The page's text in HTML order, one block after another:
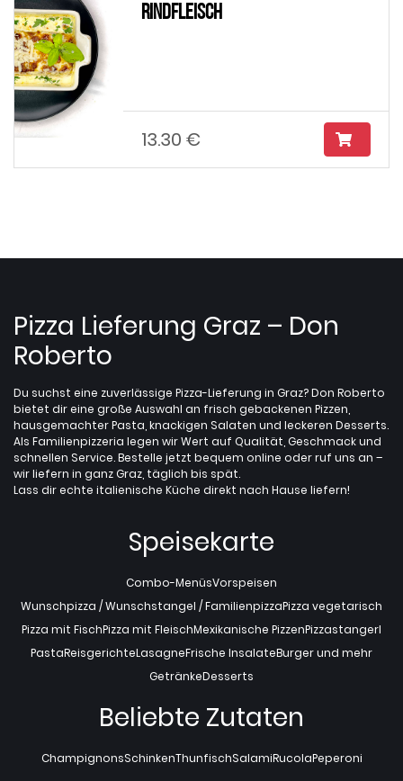
Rindfleisch
13.30 €
Pizza Lieferung Graz – Don
Roberto
Du suchst eine zuverlässige Pizza-Lieferung in Graz? Don Roberto
bietet dir eine große Auswahl an frisch gebackenen Pizzen,
hausgemachter Pasta, knackigen Salaten und leckeren Desserts.
Als Familienpizzeria legen wir Wert auf Qualität, Geschmack und
schnellen Service. Bestelle jetzt bequem online oder ruf uns an –
wir liefern in ganz Graz, täglich bis spät.
Lass dir echte italienische Küche direkt nach Hause liefern!
Speisekarte
Combo-MenüsVorspeisen
Wunschpizza / Wunschstangel / FamilienpizzaPizza vegetarisch
Pizza mit FischPizza mit FleischMexikanische PizzenPizzastangerl
PastaReisgerichteLasagneFrische InsalateBurger und mehr
GetränkeDesserts
Beliebte Zutaten
ChampignonsSchinkenThunfischSalamiRucolaPeperoni